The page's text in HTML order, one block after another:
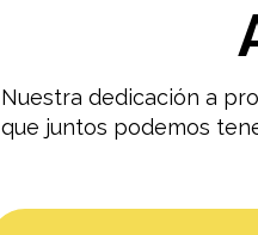
Nuestra dedicación a
que juntos podemos